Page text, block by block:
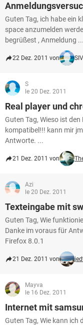
Guten Tag, ich habe ein
space anzumelden
begrüßest , Anmeldung ...
22 Dez. 2011 von
S
le 20 Dez. 2011
Real player und
Guten Tag, Wieso ist
kompatibel!!! kann mir
Antworte. ...
21 Dez. 2011 von
Azi
le 20 Dez. 2011
Texteingabe mit
Guten Tag, Wie
Danke im voraus für
Firefox 8.0.1
21 Dez. 2011 von
Mayva
le 16 Dez. 2011
Internet mit
Guten Tag, Wie kann